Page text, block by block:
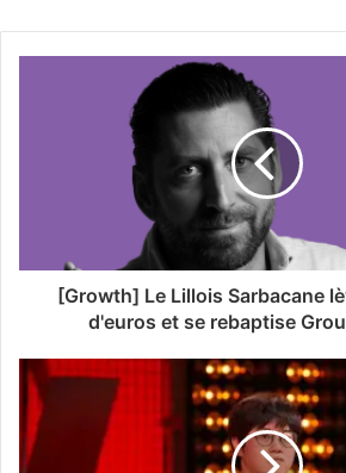
[Growth] Le Lillois Sarbacane
d'euros et se rebaptise